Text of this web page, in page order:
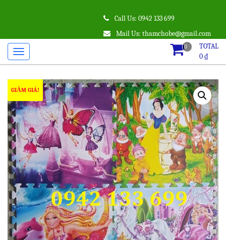
Call Us: 0942 133 699
Mail Us: thamchobe@gmail.com
0
TOTAL
0₫
GIẢM GIÁ!